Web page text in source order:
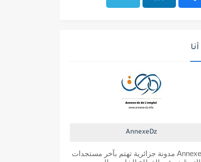
AnnexeDz
AnnexeDz مدونة جزائرية تهتم بآخر مستجدات